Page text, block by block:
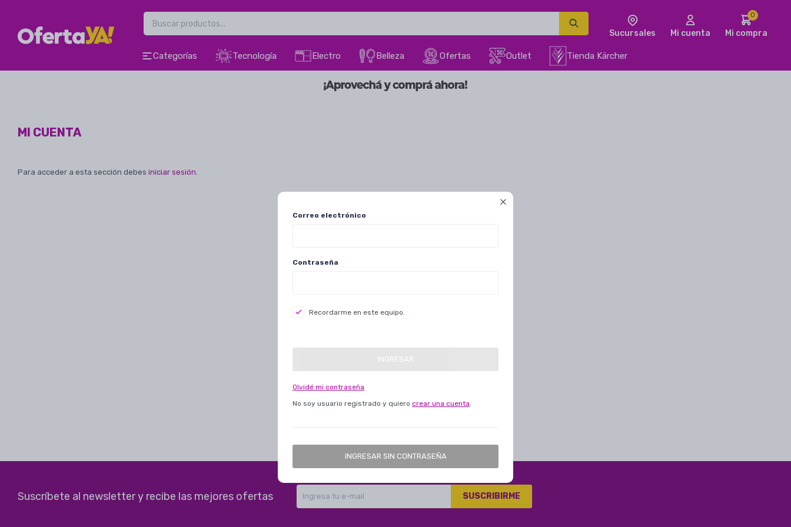

Correo electrónico
Contraseña
Recordarme en este equipo.
INGRESAR
Olvidé mi contraseña
No soy usuario registrado y quiero crear una cuenta.
INGRESAR SIN CONTRASEÑA
Categorías Tecnología Electro Belleza Ofertas Outlet Tienda Kärcher
0
MI CUENTA
Para acceder a esta sección debes iniciar sesión.
Suscríbete al newsletter y recibe las mejores ofertas SUSCRIBIRME